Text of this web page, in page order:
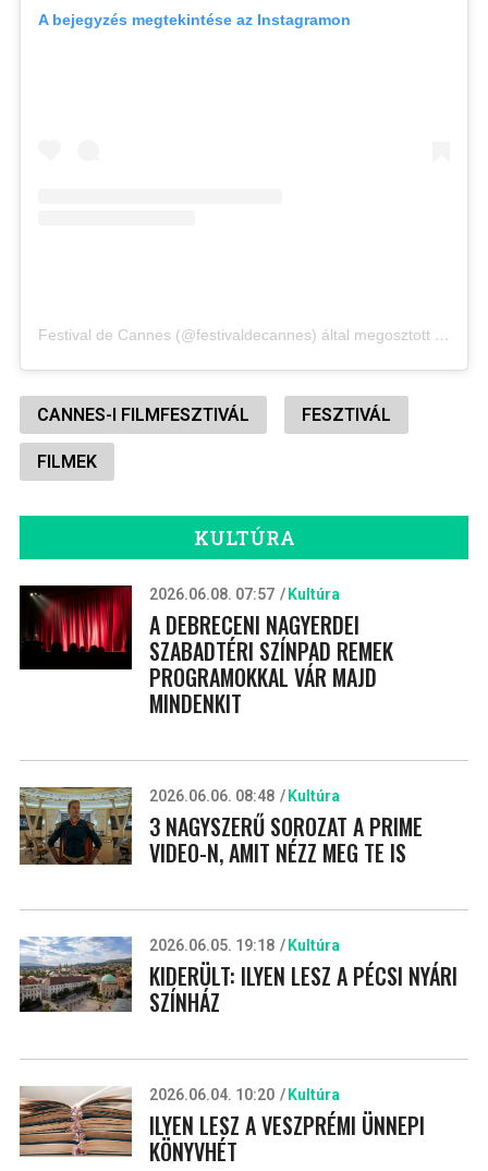
A bejegyzés megtekintése az Instagramon
Festival de Cannes (@festivaldecannes) által megosztott bejegyzés
CANNES-I FILMFESZTIVÁL FESZTIVÁL
FILMEK
KULTÚRA
2026.06.08. 07:57 Kultúra
A DEBRECENI NAGYERDEI
SZABADTÉRI SZÍNPAD REMEK
PROGRAMOKKAL VÁR MAJD
MINDENKIT
2026.06.06. 08:48 Kultúra
3 NAGYSZERŰ SOROZAT A PRIME
VIDEO-N, AMIT NÉZZ MEG TE IS
2026.06.05. 19:18 Kultúra
KIDERÜLT: ILYEN LESZ A PÉCSI NYÁRI
SZÍNHÁZ
2026.06.04. 10:20 Kultúra
ILYEN LESZ A VESZPRÉMI ÜNNEPI
KÖNYVHÉT